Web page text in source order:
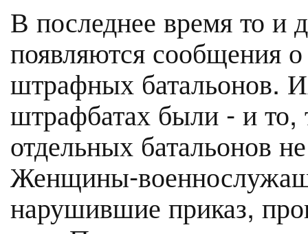
В последнее время то и
появляются сообщения
штрафных
штрафбатах были - и то,
отдельных батальонов
Женщины-
нарушившие приказ,